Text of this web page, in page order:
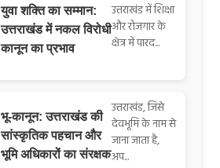
युवा शक्ति का सम्मान:
उत्तराखंड में नकल विरोधी
कानून का प्रभाव
उत्तराखंड में शिक्षा
और रोजगार के
क्षेत्र में पारद...
भू-कानून: उत्तराखंड की
सांस्कृतिक पहचान और
भूमि अधिकारों का संरक्षक
उत्तराखंड, जिसे
देवभूमि के नाम से
जाना जाता है,
अप...